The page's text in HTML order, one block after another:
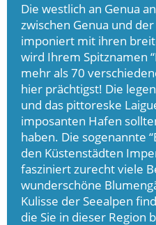
Die westlich an Genua
zwischen Genua und
imponiert mit ihren
wird Ihrem Spitznamen
mehr als 70
hier prächtigst! Die
und das pittoreske
imposanten Hafen
haben. Die sogenannte
den Küstenstädten
fasziniert zurecht viele
wunderschöne
Kulisse der Seealpen
die Sie in dieser Region